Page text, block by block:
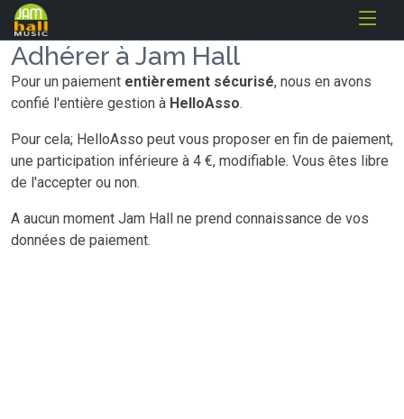
Adhérer à Jam Hall
Pour un paiement entièrement sécurisé, nous en avons
confié l'entière gestion à HelloAsso.
Pour cela; HelloAsso peut vous proposer en fin de paiement,
une participation inférieure à 4 €, modifiable. Vous êtes libre
de l'accepter ou non.
A aucun moment Jam Hall ne prend connaissance de vos
données de paiement.